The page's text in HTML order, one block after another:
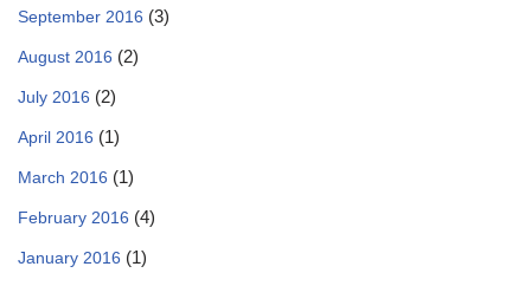
September 2016 (3)
August 2016 (2)
July 2016 (2)
April 2016 (1)
March 2016 (1)
February 2016 (4)
January 2016 (1)